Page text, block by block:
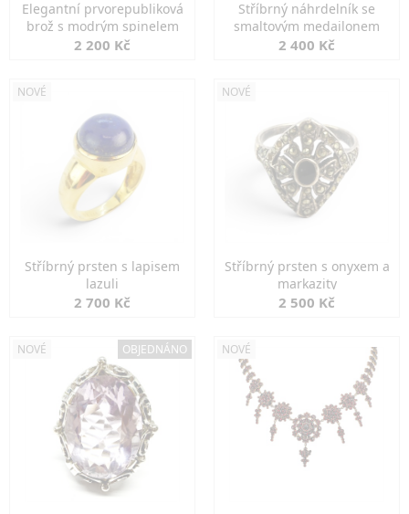
Elegantní prvorepubliková
brož s modrým spinelem
2 200 Kč
Stříbrný náhrdelník se
smaltovým medailonem
2 400 Kč
NOVÉ
Stříbrný prsten s lapisem
lazuli
2 700 Kč
NOVÉ
Stříbrný prsten s onyxem a
markazity
2 500 Kč
NOVÉ OBJEDNÁNO NOVÉ